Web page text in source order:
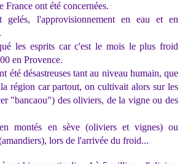
France ont été concernées.
gelés, l'approvisionnement en eau et en
les esprits car c'est le mois le plus froid
en Provence.
été désastreuses tant au niveau humain, que
région car partout, on cultivait alors sur les
"bancaou") des oliviers, de la vigne ou des
montés en sève (oliviers et vignes) ou
lors de l'arrivée du froid...